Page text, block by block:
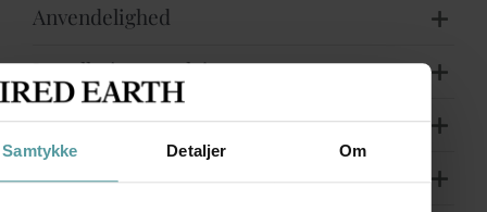
Samtykke Detaljer Om
Anvendelighed
Installation og pleje
Yderligere info
Levering